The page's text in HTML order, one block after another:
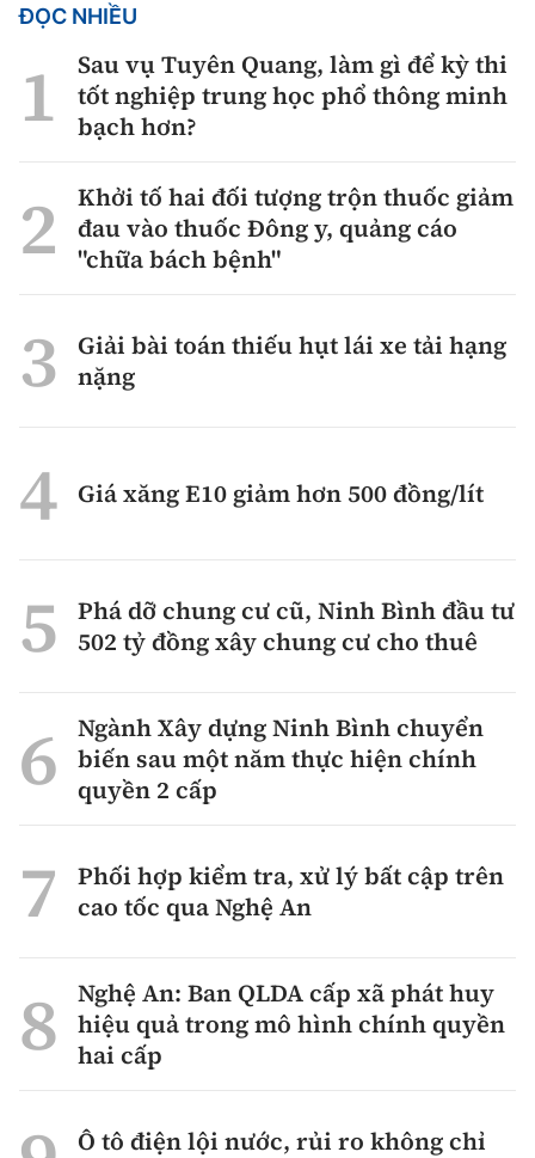
ĐỌC NHIỀU
Sau vụ Tuyên Quang, làm gì để kỳ thi
tốt nghiệp trung học phổ thông minh
bạch hơn?
Khởi tố hai đối tượng trộn thuốc giảm
đau vào thuốc Đông y, quảng cáo
"chữa bách bệnh"
Giải bài toán thiếu hụt lái xe tải hạng
nặng
Giá xăng E10 giảm hơn 500 đồng/lít
Phá dỡ chung cư cũ, Ninh Bình đầu tư
502 tỷ đồng xây chung cư cho thuê
Ngành Xây dựng Ninh Bình chuyển
biến sau một năm thực hiện chính
quyền 2 cấp
Phối hợp kiểm tra, xử lý bất cập trên
cao tốc qua Nghệ An
Nghệ An: Ban QLDA cấp xã phát huy
hiệu quả trong mô hình chính quyền
hai cấp
Ô tô điện lội nước, rủi ro không chỉ